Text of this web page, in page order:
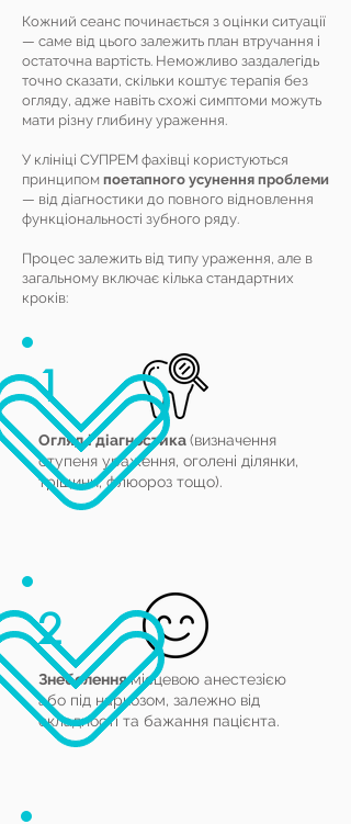
Кожний сеанс починається з оцінки ситуації
— саме від цього залежить план втручання і
остаточна вартість. Неможливо заздалегідь
точно сказати, скільки коштує терапія без
огляду, адже навіть схожі симптоми можуть
мати різну глибину ураження.
У клініці СУПРЕМ фахівці користуються
принципом поетапного усунення проблеми
— від діагностики до повного відновлення
функціональності зубного ряду.
Процес залежить від типу ураження, але в
загальному включає кілька стандартних
кроків:
1
Огляд і діагностика(визначення
ступеня ураження, оголені ділянки,
тріщини, флюороз тощо).
2
Знеболеннямісцевою анестезією
або під наркозом, залежно від
складності та бажання пацієнта.